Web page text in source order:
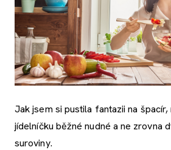
Jak jsem si pustila fantazii na
jídelníčku běžné nudné a ne zrovna
suroviny.